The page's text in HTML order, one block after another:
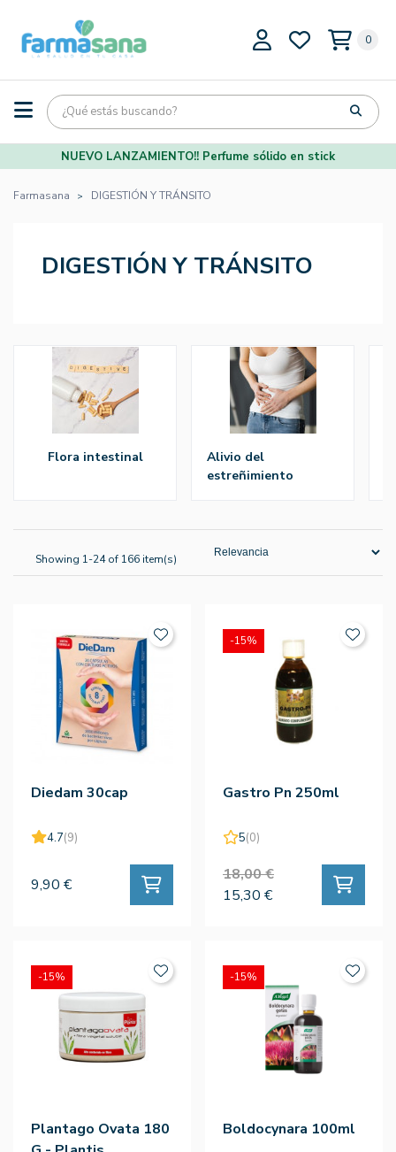
0
NUEVO LANZAMIENTO!! Perfume sólido en stick
Farmasana DIGESTIÓN Y TRÁNSITO
DIGESTIÓN Y TRÁNSITO
flora intestinal
alivio del
estreñimiento
Showing 1-24 of 166 item(s)
Diedam 30cap
4.7(9)
9,90 €
Gastro Pn 250ml
5(0)
18,00 €
15,30 €
-15%
Plantago Ovata 180
-15%
Boldocynara 100ml
-15%